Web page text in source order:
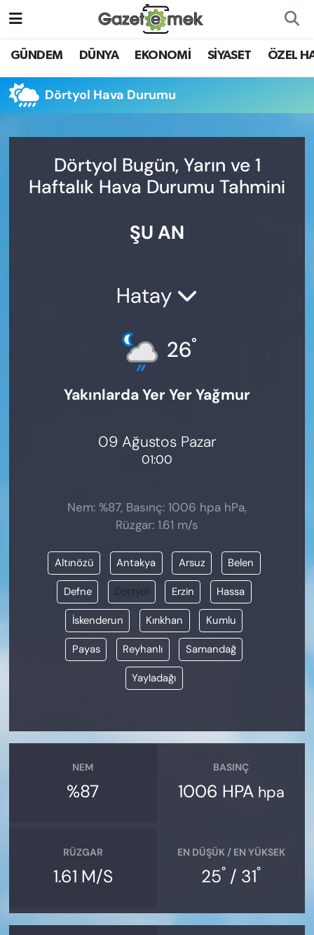
GÜNDEM DÜNYA EKONOMİ SİYASET ÖZEL
Dörtyol Hava Durumu
Dörtyol Bugün, Yarın ve 1
Haftalık Hava Durumu Tahmini
ŞU AN
Hatay
26°
Yakınlarda Yer Yer Yağmur
09 Ağustos Pazar
01:00
Nem: %87, Basınç: 1006 hpa hPa,
Rüzgar: 1.61 m/s
Altınözü Antakya Arsuz Belen
Defne Dörtyol Erzin Hassa
İskenderun Kırıkhan Kumlu
Payas Reyhanlı Samandağ
Yayladağı
NEM
%87
BASINÇ
1006 HPA hpa
RÜZGAR
1.61 M/S
EN DÜŞÜK / EN YÜKSEK
25° / 31°
DÜNYA
EKONOMİ
YENİ MEDYADA EMEK
GAZETECİLİĞİNİ GELİŞTİRMEK
SPOR
ÖZEL HABER
SİYASET
VAN VE DİYARBAKIR HABERLERİ
Nöbetçi Eczaneler
Hava Durumu
Trafik Durumu
Süper Lig Puan Durumu ve Fikstür